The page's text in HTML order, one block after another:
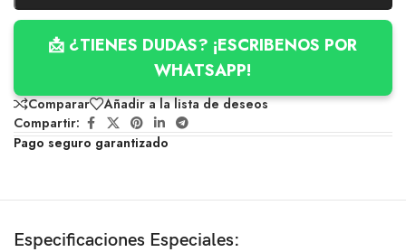
📩 ¿TIENES DUDAS? ¡ESCRIBENOS POR
WHATSAPP!
Comparar
Añadir a la lista de deseos
Compartir:
Pago seguro garantizado
Especificaciones Especiales: